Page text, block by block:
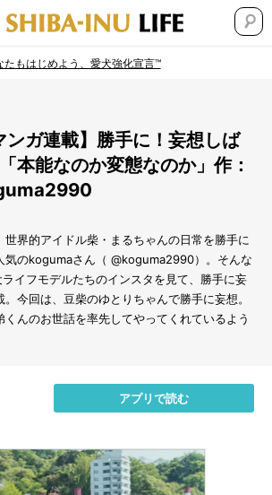
たもはじめよう、愛犬強化宣言™
ンガ連載】勝手に！妄想しば
本能なのか変態なのか」作：
世界的アイドル柴・まるちゃんの日常を勝手に
気のkogumaさん（ @koguma2990）。そんな
イフモデルたちのインスタを見て、勝手に妄
今回は、豆柴のゆとりちゃんで勝手に妄想。
くんのお世話を率先してやってくれているよう
アプリで読む